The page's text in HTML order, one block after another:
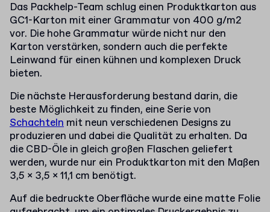
Das Packhelp-Team schlug einen Produktkarton aus
GC1-Karton mit einer Grammatur von 400 g/m2
vor. Die hohe Grammatur würde nicht nur den
Karton verstärken, sondern auch die perfekte
Leinwand für einen kühnen und komplexen Druck
bieten.
Die nächste Herausforderung bestand darin, die
beste Möglichkeit zu finden, eine Serie von
Schachteln mit neun verschiedenen Designs zu
produzieren und dabei die Qualität zu erhalten. Da
die CBD-Öle in gleich großen Flaschen geliefert
werden, wurde nur ein Produktkarton mit den Maßen
3,5 x 3,5 x 11,1 cm benötigt.
Auf die bedruckte Oberfläche wurde eine matte Folie